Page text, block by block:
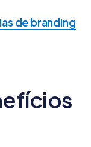
de branding